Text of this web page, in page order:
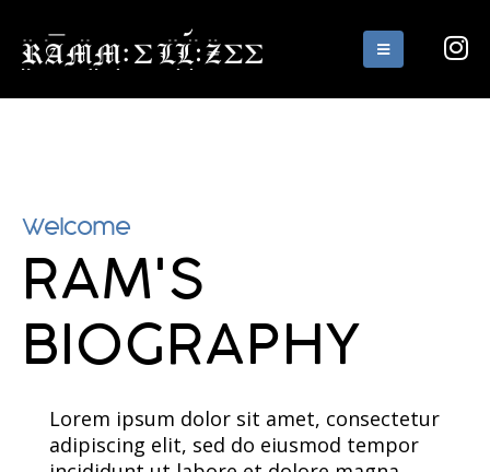
Welcome
RAM'S
BIOGRAPHY
Lorem ipsum dolor sit amet, consectetur
adipiscing elit, sed do eiusmod tempor